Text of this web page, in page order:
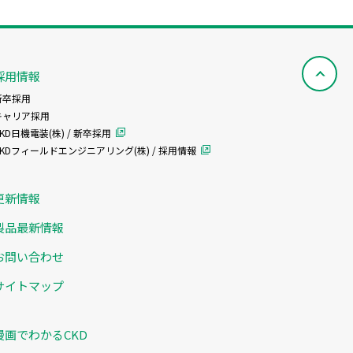
用情報
採用
リア採用
日機電装(株) / 新卒採用
フィールドエンジニアリング(株) / 採用情報
新情報
品最新情報
問い合わせ
イトマップ
画でわかるCKD